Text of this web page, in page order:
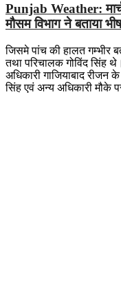
Punjab Weather:
मौसम विभाग ने बताया
जिसमे पांच की हालत गम्भीर
तथा परिचालक गोविंद सिंह
अधिकारी गाजियाबाद
सिंह एवं अन्य अधिकारी मौके